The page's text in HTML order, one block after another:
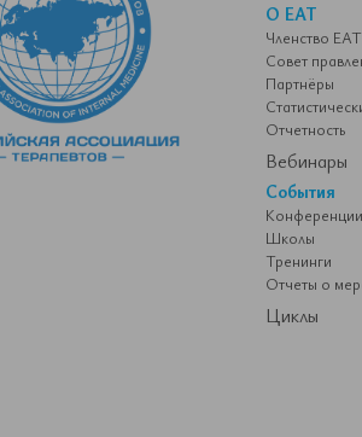
О ЕАТ
Членство ЕАТ
Совет
Партнёры
Отчетность
Вебинары
События
Конференции
Школы
Тренинги
Отчеты о
Циклы